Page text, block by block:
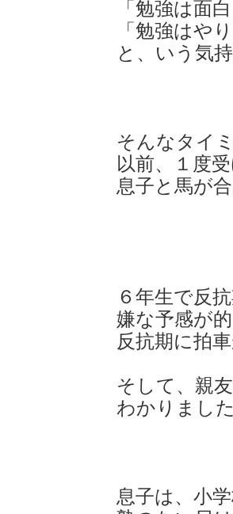
「勉強は面
「勉強はや
と、いう気
そんなタイ
以前、１度
息子と馬が
６年生で反
嫌な予感が
反抗期に拍
そして、親
わかりまし
息子は、小